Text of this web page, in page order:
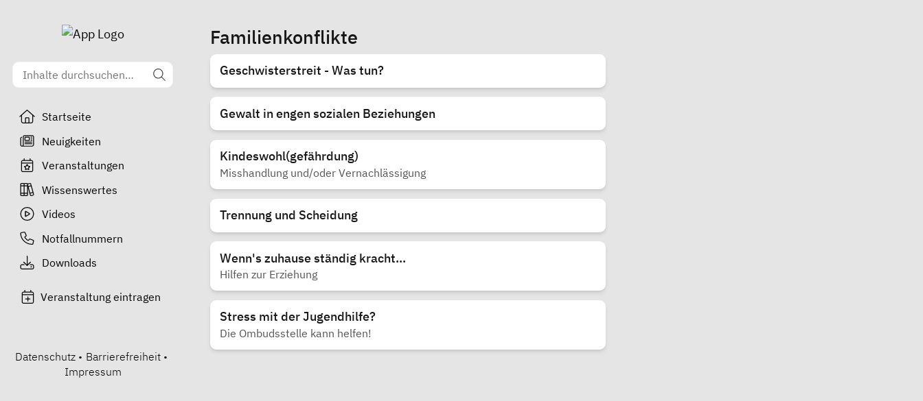
Startseite
Neuigkeiten
Veranstaltungen
Wissenswertes
Videos
Notfallnummern
Downloads
Veranstaltung eintragen
Datenschutz • Barrierefreiheit •
Impressum
Familienkonflikte
Geschwisterstreit - Was tun?
Gewalt in engen sozialen Beziehungen
Kindeswohl(gefährdung)
Misshandlung und/oder Vernachlässigung
Trennung und Scheidung
Wenn's zuhause ständig kracht...
Hilfen zur Erziehung
Stress mit der Jugendhilfe?
Die Ombudsstelle kann helfen!